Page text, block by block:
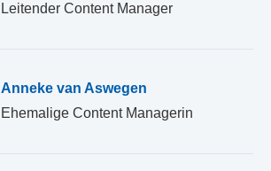
Leitender Content Manager
Anneke van Aswegen
Ehemalige Content Managerin